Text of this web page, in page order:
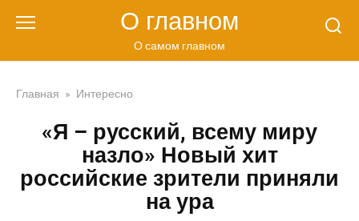
О главном
О самом главном
Главная » Интересно
«Я – русский, всему миру
назло» Новый хит
российские зрители приняли
на ура